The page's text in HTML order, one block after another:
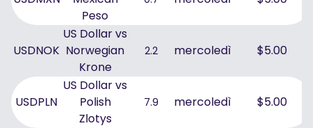
Peso
USDNOK
US Dollar vs
Norwegian
Krone
2.2 mercoledì $5.00
USDPLN
US Dollar vs
Polish
Zlotys
7.9 mercoledì $5.00